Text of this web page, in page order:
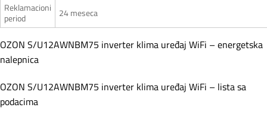
Reklamacioni
period
24 meseca
OZON S/U12AWNBM75 inverter klima uređaj WiFi – energetska
nalepnica
OZON S/U12AWNBM75 inverter klima uređaj WiFi – lista sa
podacima